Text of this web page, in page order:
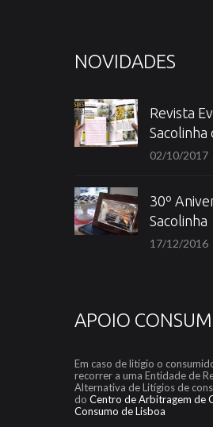
NOVIDADES
Revista
Sacolinha
02/10/2017
30º
Sacolinha
17/12/2016
APOIO
Em caso de litígio o
recorrer a uma Entidade de
Alternativa de Litígios de
do Centro de Arbitragem de
Consumo de Lisboa